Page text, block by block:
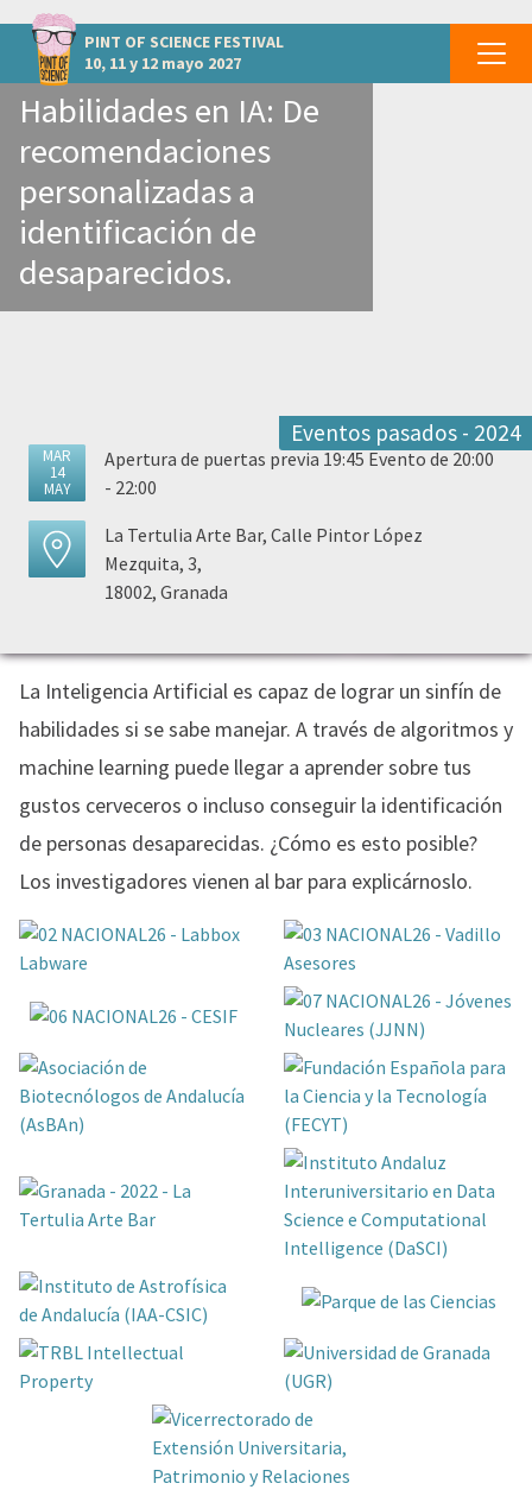
PINT OF SCIENCE FESTIVAL
10, 11 y 12 mayo 2027
otros eventos GRANADA - Granada
Habilidades en IA: De
recomendaciones
personalizadas a
identificación de
desaparecidos.
Eventos pasados - 2024
MAR
14
MAY
Apertura de puertas previa 19:45 Evento de 20:00
- 22:00
La Tertulia Arte Bar, Calle Pintor López
Mezquita, 3,
18002, Granada
La Inteligencia Artificial es capaz de lograr un sinfín de
habilidades si se sabe manejar. A través de algoritmos y
machine learning puede llegar a aprender sobre tus
gustos cerveceros o incluso conseguir la identificación
de personas desaparecidas. ¿Cómo es esto posible?
Los investigadores vienen al bar para explicárnoslo.